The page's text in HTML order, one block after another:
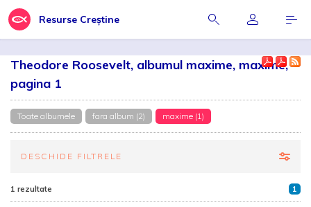
Resurse Creștine
Theodore Roosevelt, albumul maxime, maxime,
pagina 1
Toate albumele fara album (2) maxime (1)
DESCHIDE FILTRELE
1 rezultate 1